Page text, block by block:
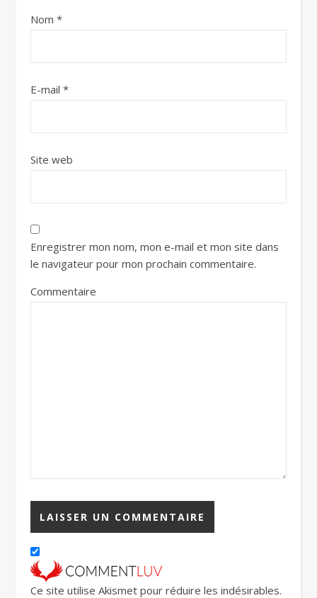
Nom *
E-mail *
Site web
Enregistrer mon nom, mon e-mail et mon site dans
le navigateur pour mon prochain commentaire.
Commentaire
Ce site utilise Akismet pour réduire les indésirables.